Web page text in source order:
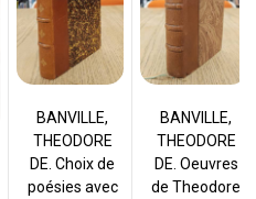
BANVILLE,
THEODORE
DE. Choix de
poésies avec
BANVILLE,
THEODORE
DE. Oeuvres
de Theodore